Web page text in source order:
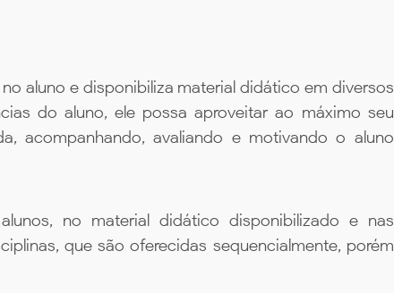
aluno e disponibiliza material didático em diversos
do aluno, ele possa aproveitar ao máximo seu
acompanhando, avaliando e motivando o aluno
no material didático disponibilizado e nas
que são oferecidas sequencialmente, porém